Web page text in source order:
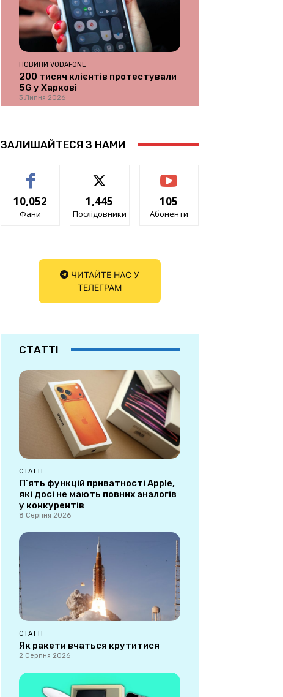
НОВИНИ VODAFONE
200 тисяч клієнтів протестували
5G у Харкові
3 Липня 2026
ЗАЛИШАЙТЕСЯ З НАМИ
10,052
Фани
1,445
Послідовники
105
Абоненти
ЧИТАЙТЕ НАС У
ТЕЛЕГРАМ
СТАТТІ
СТАТТІ
П’ять функцій приватності Apple,
які досі не мають повних аналогів
у конкурентів
8 Серпня 2026
СТАТТІ
Як ракети вчаться крутитися
2 Серпня 2026